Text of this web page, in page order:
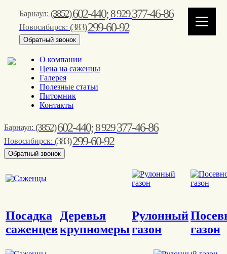
Барнаул: (3852)602-440;8 929377-46-86
Новосибирск: (383)299-60-92
Обратный звонок
О компании
Цена на саженцы
Галерея
Полезные статьи
Питомник
Контакты
Барнаул: (3852)602-440;8 929377-46-86
Новосибирск: (383)299-60-92
Обратный звонок
Посадка
саженцев
Деревья
крупномеры
Рулонный
газон
газон